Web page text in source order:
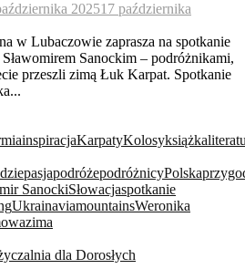
202517 października
w Lubaczowie zaprasza na spotkanie
Sanockim – podróżnikami,
przeszli zimą Łuk Karpat. Spotkanie
inspiracjaKarpatyKolosyksiążka
pasjapodróżepodróżnicyPolska
SanockiSłowacjaspotkanie
UkrainaviamountainsWeronika
zima
dla Dorosłych